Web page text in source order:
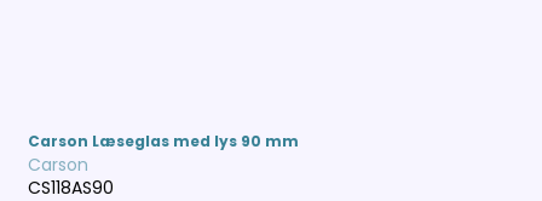
Carson Læseglas med lys 90 mm
Carson
CS118AS90